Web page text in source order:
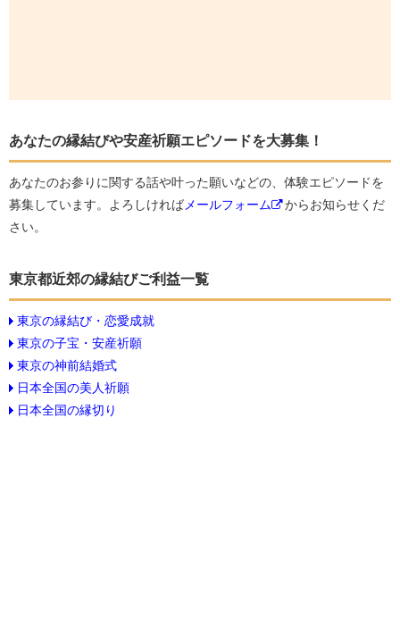
あなたの縁結びや安産祈願エピソードを大募集！
あなたのお参りに関する話や叶った願いなどの、体験エピソードを
募集しています。よろしければメールフォーム
からお知らせくだ
さい。
東京都近郊の縁結びご利益一覧
東京の縁結び・恋愛成就
東京の子宝・安産祈願
東京の神前結婚式
日本全国の美人祈願
日本全国の縁切り